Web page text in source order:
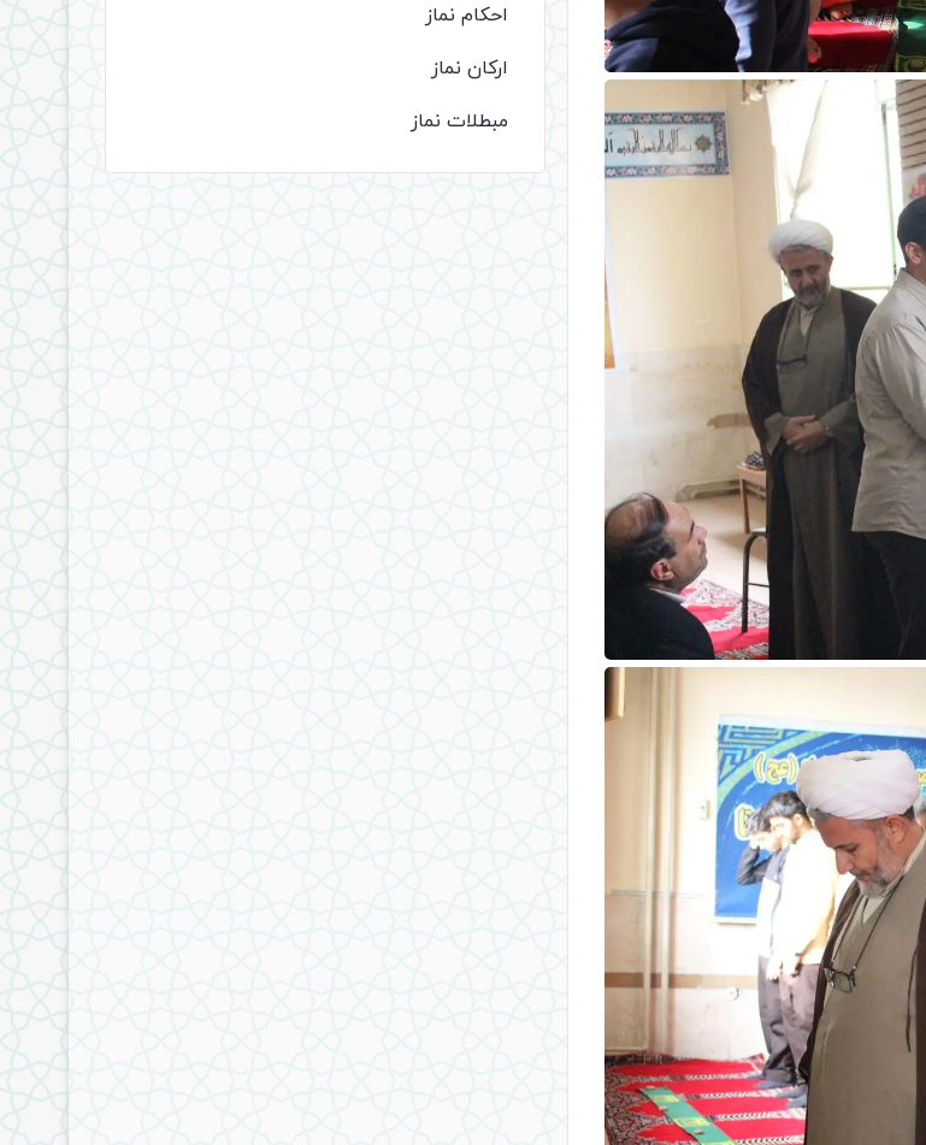
احکام نماز
ارکان نماز
مبطلات نماز